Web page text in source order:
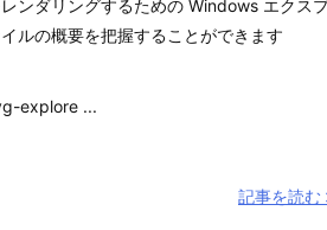
ンダリングするための Windows エクス
ルの概要を把握することができます
explore ...
記事を読む